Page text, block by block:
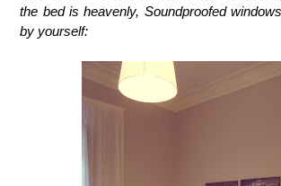
the bed is heavenly, Soundproofed
by yourself: